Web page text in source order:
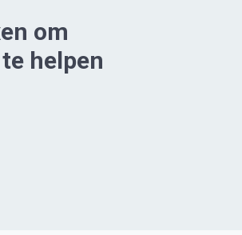
om
helpen